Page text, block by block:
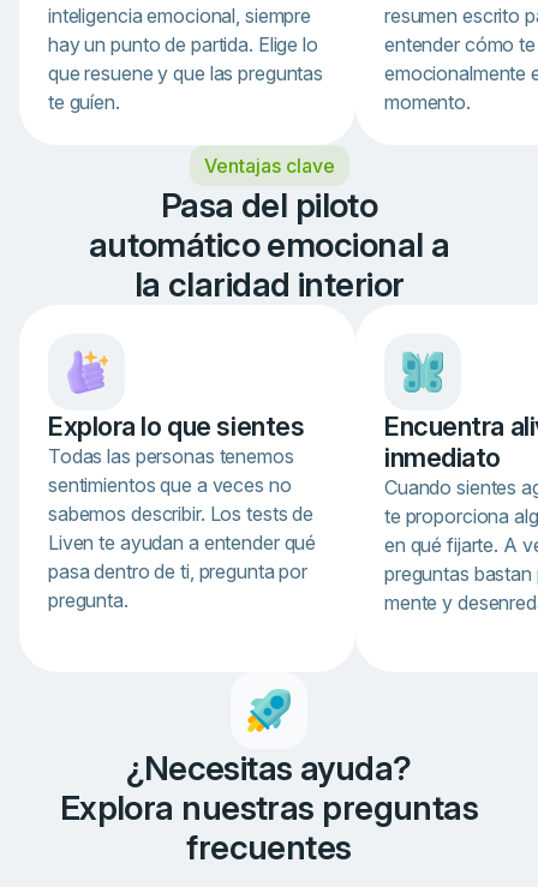
inteligencia emocional, siempre
hay un punto de partida. Elige lo
que resuene y que las preguntas
te guíen.
resumen escrito
entender cómo
emocionalmente
momento.
Ventajas clave
Pasa del piloto
automático emocional a
la claridad interior
Explora lo que sientes
Todas las personas tenemos
sentimientos que a veces no
sabemos describir. Los tests de
Liven te ayudan a entender qué
pasa dentro de ti, pregunta por
pregunta.
Encuentra
inmediato
Cuando sientes
te proporciona
en qué fijarte. A
preguntas bastan
mente y
¿Necesitas ayuda?
Explora nuestras preguntas
frecuentes